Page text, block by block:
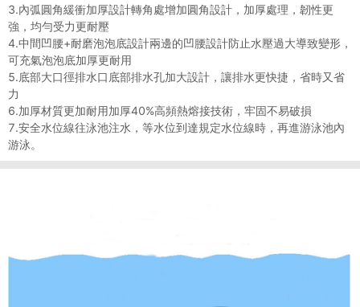
3.內弧圓角緩衝加厚設計轉角處增加圓角設計，加厚處理，韌性更
強，均勻受力更耐壓
4.中間凹腰+耐磨泡泡底設計兩邊的凹腰設計防止水壓過大導致變形，
可充氣泡泡底加厚更耐用
5.底部大口徑排水口底部排水孔加大設計，讓排水更快捷，省時又省
力
6.加厚材質更加耐用加厚40%高頻熱熔接技術，牢固不易破損
7.安全水位線往泳池注水，等水位到達規定水位線時，再進游泳池內
游泳。